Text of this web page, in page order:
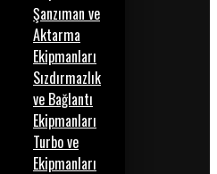
Şanzıman ve
Aktarma
Ekipmanları
Sızdırmazlık
ve Bağlantı
Ekipmanları
Turbo ve
Ekipmanları